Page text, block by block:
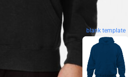
blank template